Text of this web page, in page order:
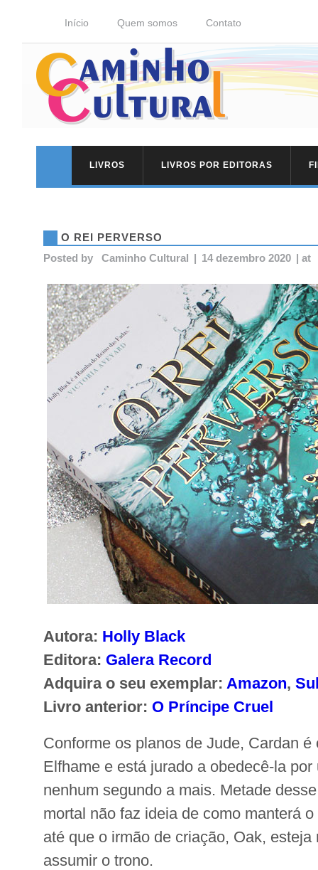
Início Quem somos Contato
LIVROS LIVROS POR EDITORAS
O REI PERVERSO
Posted by
Caminho Cultural | 14 dezembro 2020 | at
Autora: Holly Black
Editora: Galera Record
Adquira o seu exemplar: Amazon,
Livro anterior: O Príncipe Cruel
Conforme os planos de Jude, Cardan
Elfhame e está jurado a obedecê-la
nenhum segundo a mais. Metade
mortal não faz ideia de como manterá
até que o irmão de criação, Oak,
assumir o trono.